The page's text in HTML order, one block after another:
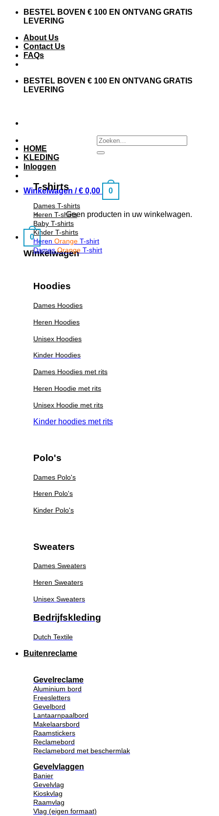
BESTEL BOVEN € 100 EN ONTVANG GRATIS
LEVERING
About Us
Contact Us
FAQs
BESTEL BOVEN € 100 EN ONTVANG GRATIS
LEVERING
Inloggen
Winkelwagen /€ 0,00 0
Geen producten in uw winkelwagen.
0
Winkelwagen
HOME
KLEDING
T-shirts
Dames T-shirts
Heren T-shirts
Baby T-shirts
Kinder T-shirts
Heren Orange T-shirt
DamesOrange T-shirt
Hoodies
Dames Hoodies
Heren Hoodies
Unisex Hoodies
Kinder Hoodies
Dames Hoodies met rits
Heren Hoodie met rits
Unisex Hoodie met rits
Kinder hoodies met rits
Polo's
Dames Polo's
Heren Polo's
Kinder Polo's
Sweaters
Dames Sweaters
Heren Sweaters
Unisex Sweaters
Bedrijfskleding
Dutch Textile
Buitenreclame
Gevelreclame
Aluminium bord
Freesletters
Gevelbord
Lantaarnpaalbord
Makelaarsbord
Raamstickers
Reclamebord
Reclamebord met beschermlak
Gevelvlaggen
Banier
Gevelvlag
Kioskvlag
Raamvlag
Vlag (eigen formaat)